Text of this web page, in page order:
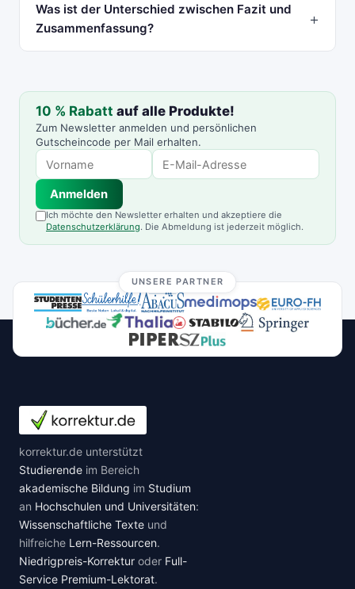
Was ist der Unterschied zwischen Fazit und
Zusammenfassung?
10 % Rabatt auf alle Produkte!
Zum Newsletter anmelden und persönlichen
Gutscheincode per Mail erhalten.
Anmelden
Ich möchte den Newsletter erhalten und akzeptiere die
Datenschutzerklärung. Die Abmeldung ist jederzeit möglich.
UNSERE PARTNER
korrektur.de unterstützt
Studierende im Bereich
akademische Bildung im Studium
an Hochschulen und Universitäten:
Wissenschaftliche Texte und
hilfreiche Lern-Ressourcen.
Niedrigpreis-Korrektur oder Full-
Service Premium-Lektorat.